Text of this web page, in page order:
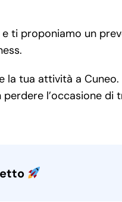
ti proponiamo un
tua attività a
l’occasione